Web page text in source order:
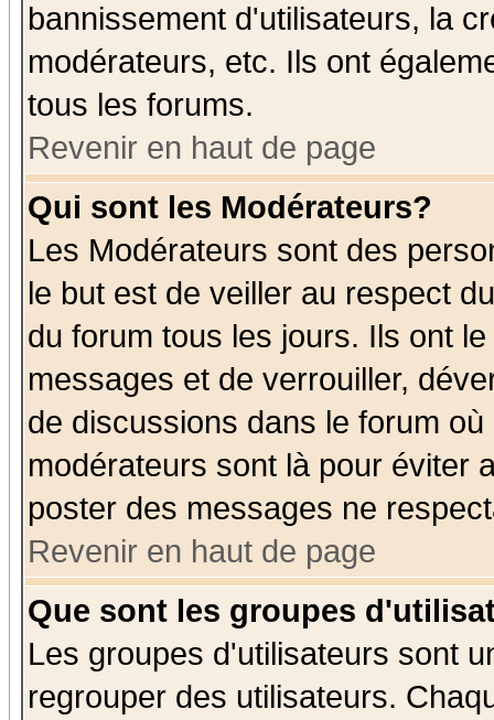
bannissement d'utilisateurs, la
modérateurs, etc. Ils ont
tous les forums.
Revenir en haut de page
Qui sont les Modérateurs?
Les Modérateurs sont des
le but est de veiller au respect
du forum tous les jours. Ils ont
messages et de verrouiller,
de discussions dans le forum
modérateurs sont là pour éviter
poster des messages ne
Revenir en haut de page
Que sont les groupes
Les groupes d'utilisateurs sont
regrouper des utilisateurs.